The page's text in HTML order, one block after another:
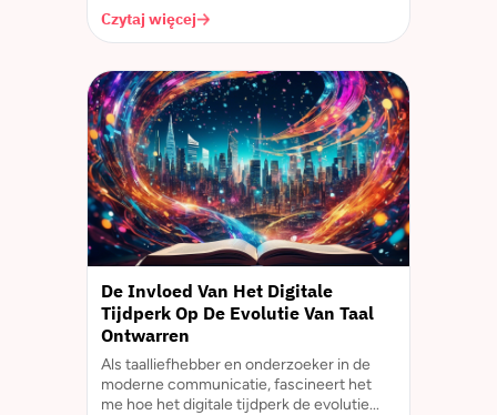
Czytaj więcej
De Invloed Van Het Digitale
Tijdperk Op De Evolutie Van Taal
Ontwarren
Als taalliefhebber en onderzoeker in de
moderne communicatie, fascineert het
me hoe het digitale tijdperk de evolutie...